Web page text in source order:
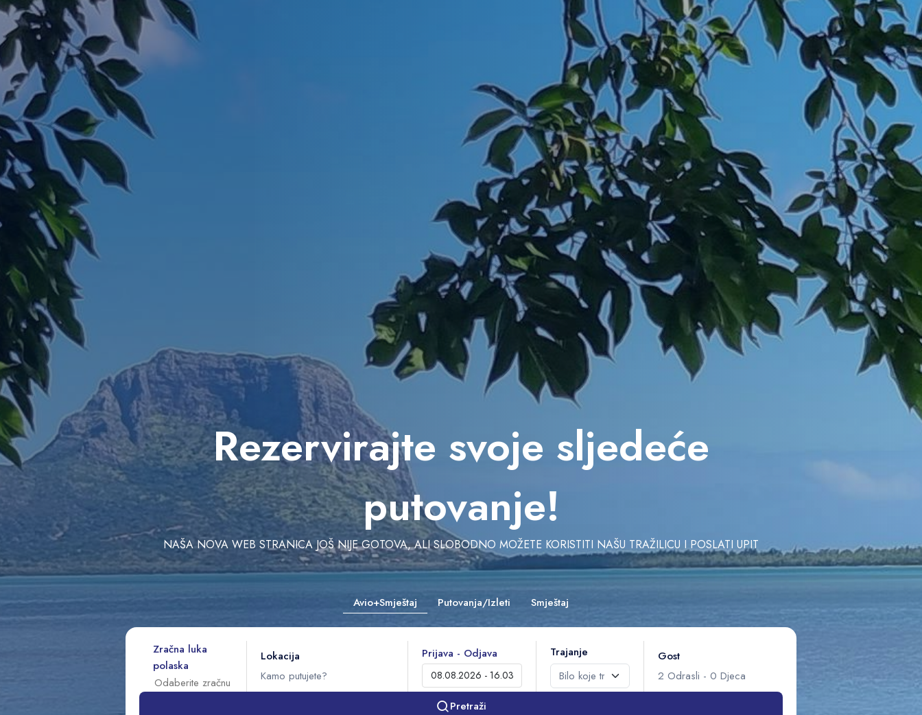
Rezervirajte svoje sljedeće
putovanje!
NAŠA NOVA WEB STRANICA JOŠ NIJE GOTOVA, ALI SLOBODNO MOŽETE KORISTITI NAŠU TRAŽILICU I POSLATI UPIT
Avio+Smještaj Putovanja/Izleti Smještaj
Zračna luka
polaska
Lokacija Prijava - Odjava Trajanje
Gost
2 Odrasli - 0 Djeca
Pretraži